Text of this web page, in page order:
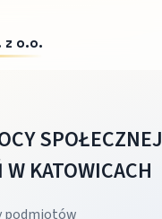
z o.o.
SPOŁECZNEJ
KATOWICACH
podmiotów